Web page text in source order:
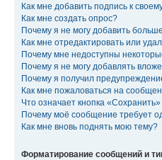
Как мне добавить подпись к
Как мне создать опрос?
Почему я не могу добавить
Как мне отредактировать или
Почему мне недоступны
Почему я не могу добавлять
Почему я получил
Как мне пожаловаться на
Что означает кнопка
Почему моё сообщение требует
Как мне вновь поднять мою тему?
Форматирование сообщений и